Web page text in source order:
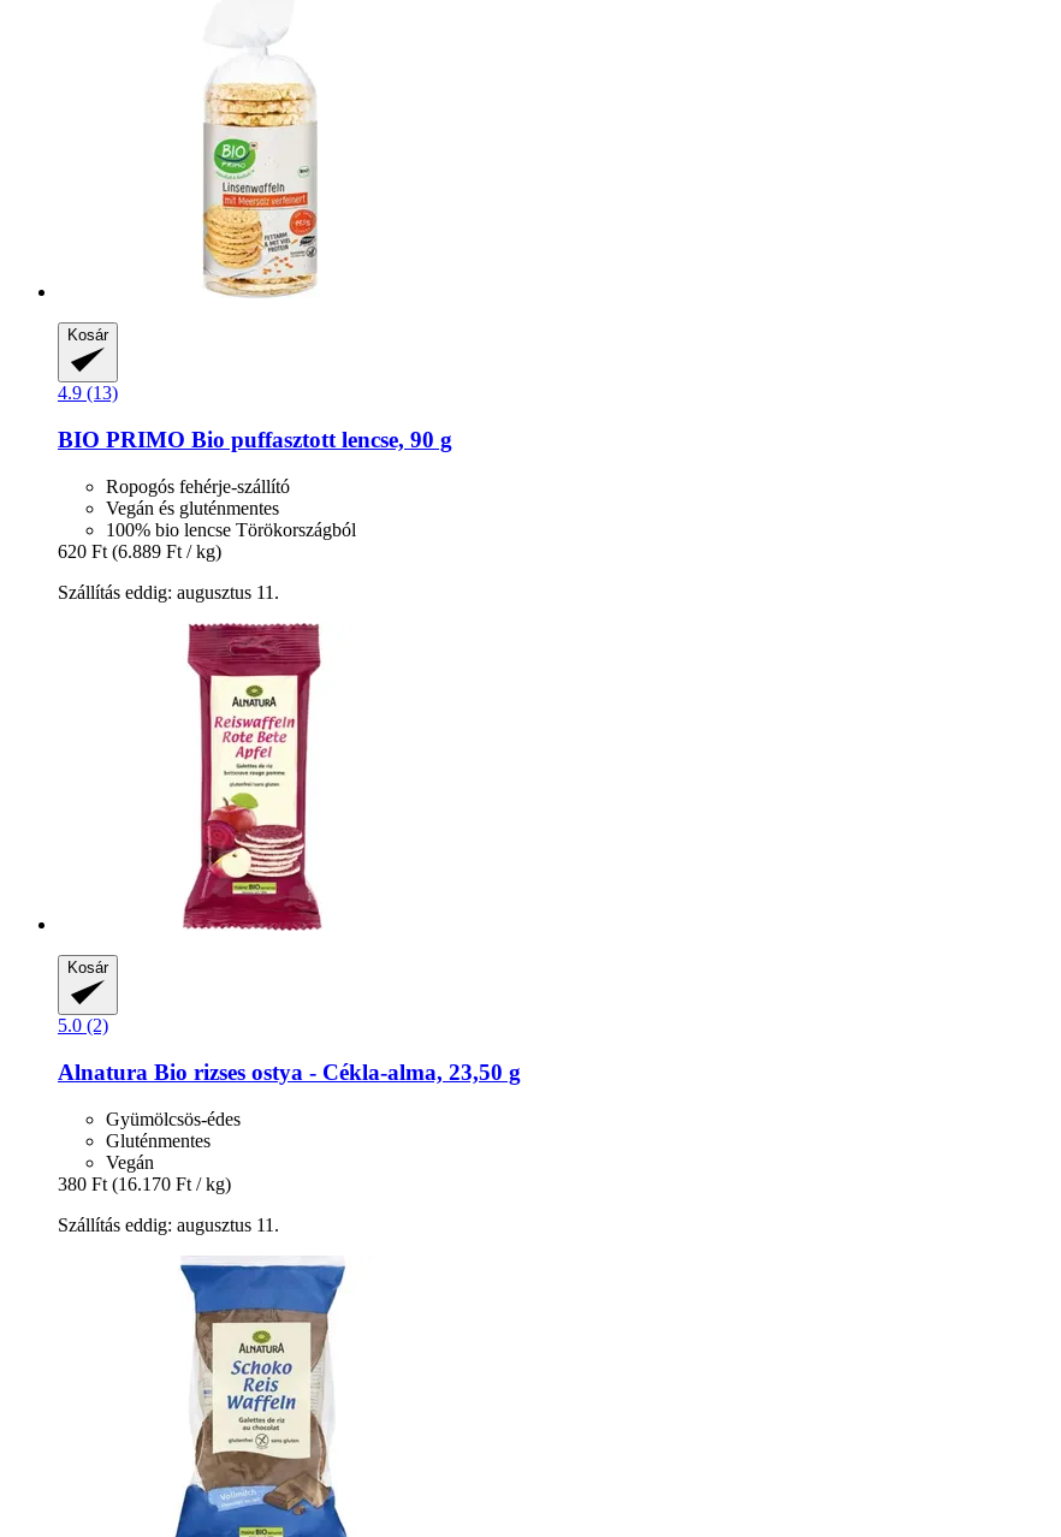
Kosár
4.9 (13)
BIO PRIMO Bio puffasztott lencse, 90 g
Ropogós fehérje-szállító
Vegán és gluténmentes
100% bio lencse Törökországból
620 Ft (6.889 Ft / kg)
Szállítás eddig: augusztus 11.
Kosár
5.0 (2)
Alnatura Bio rizses ostya -​ Cékla-​alma, 23,50 g
Gyümölcsös-édes
Gluténmentes
Vegán
380 Ft (16.170 Ft / kg)
Szállítás eddig: augusztus 11.